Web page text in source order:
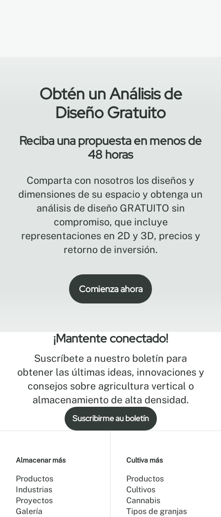
Obtén un Análisis de
Diseño Gratuito
Reciba una propuesta en menos de
48 horas
Comparta con nosotros los diseños y
dimensiones de su espacio y obtenga un
análisis de diseño GRATUITO sin
compromiso, que incluye
representaciones en 2D y 3D, precios y
retorno de inversión.
Comienza ahora
¡Mantente conectado!
Suscríbete a nuestro boletín para
obtener las últimas ideas, innovaciones y
consejos sobre agricultura vertical o
almacenamiento de alta densidad.
Suscribirme au boletín
Almacenar más
Productos
Industrias
Proyectos
Galería
Cultiva más
Productos
Cultivos
Cannabis
Tipos de granjas